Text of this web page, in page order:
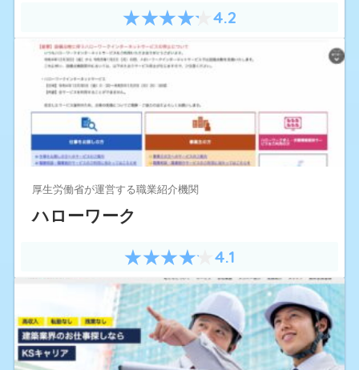
4.2
厚生労働省が運営する職業紹介機関
ハローワーク
4.1